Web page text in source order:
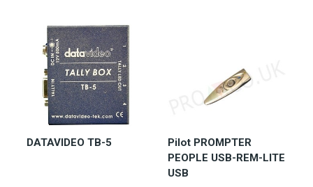
DATAVIDEO TB-5
Pilot PROMPTER
PEOPLE USB-REM-LITE
USB